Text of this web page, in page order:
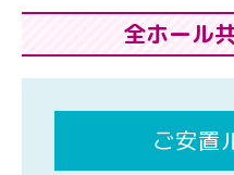
全ホール
ご安置